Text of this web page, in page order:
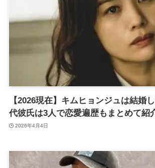
【2026現在】キムヒョンジュは結婚
代彼氏は3人で恋愛遍歴もまとめて紹
2026年4月4日